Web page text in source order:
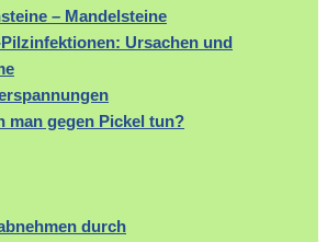
– Mandelsteine
Ursachen und
man gegen Pickel tun?
durch